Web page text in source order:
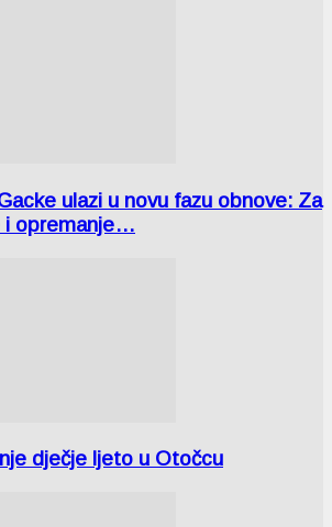
ulazi u novu fazu obnove: Za
i opremanje…
dječje ljeto u Otočcu